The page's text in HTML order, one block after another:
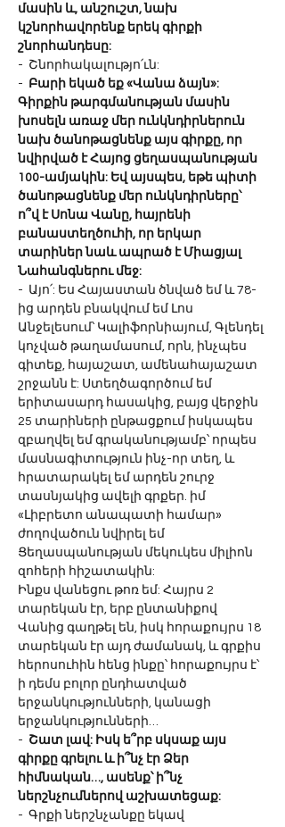
մասին և, անշուշտ, նախ
կշնորհավորենք երեկ գիրքի
շնորհանդեսը:
-  Շնորհակալությո՛ւն:
- Բարի եկած եք «Վանա ձայն»:
Գիրքին թարգմանության մասին
խոսելն առաջ մեր ունկնդիրներուն
նախ ծանոթացնենք այս գիրքը, որ
նվիրված է Հայոց ցեղասպանության
100-ամյակին: Եվ այսպես, եթե պիտի
ծանոթացնենք մեր ունկնդիրները՝
ո՞վ է Սոնա Վանը, հայրենի
բանաստեղծուհի, որ երկար
տարիներ նաև ապրած է Միացյալ
Նահանգներու մեջ:
-  Այո՛: Ես Հայաստան ծնված եմ և 78-
ից արդեն բնակվում եմ Լոս
Անջելեսում՝ Կալիֆորնիայում, Գլենդել
կոչված թաղամասում, որն, ինչպես
գիտեք, հայաշատ, ամենահայաշատ
շրջանն է: Ստեղծագործում եմ
երիտասարդ հասակից, բայց վերջին
25 տարիների ընթացքում իսկապես
զբաղվել եմ գրականությամբ՝ որպես
մասնագիտություն ինչ-որ տեղ, և
հրատարակել եմ արդեն շուրջ
տասնյակից ավելի գրքեր. իմ
«Լիբրետո անապատի համար»
ժողովածուն նվիրել եմ
Ցեղասպանության մեկուկես միլիոն
զոհերի հիշատակին:
Ինքս վանեցու թոռ եմ: Հայրս 2
տարեկան էր, երբ ընտանիքով
Վանից գաղթել են, իսկ հորաքույրս 18
տարեկան էր այդ ժամանակ, և գրքիս
հերոսուհին հենց ինքը՝ հորաքույրս է՝
ի դեմս բոլոր ընդհատված
երջանկությունների, կանացի
երջանկությունների…
- Շատ լավ: Իսկ ե՞րբ սկսաք այս
գիրքը գրելու և ի՞նչ էր Ձեր
հիմնական…, ասենք՝ ի՞նչ
ներշնչումներով աշխատեցաք:
-  Գրքի ներշնչանքը եկավ